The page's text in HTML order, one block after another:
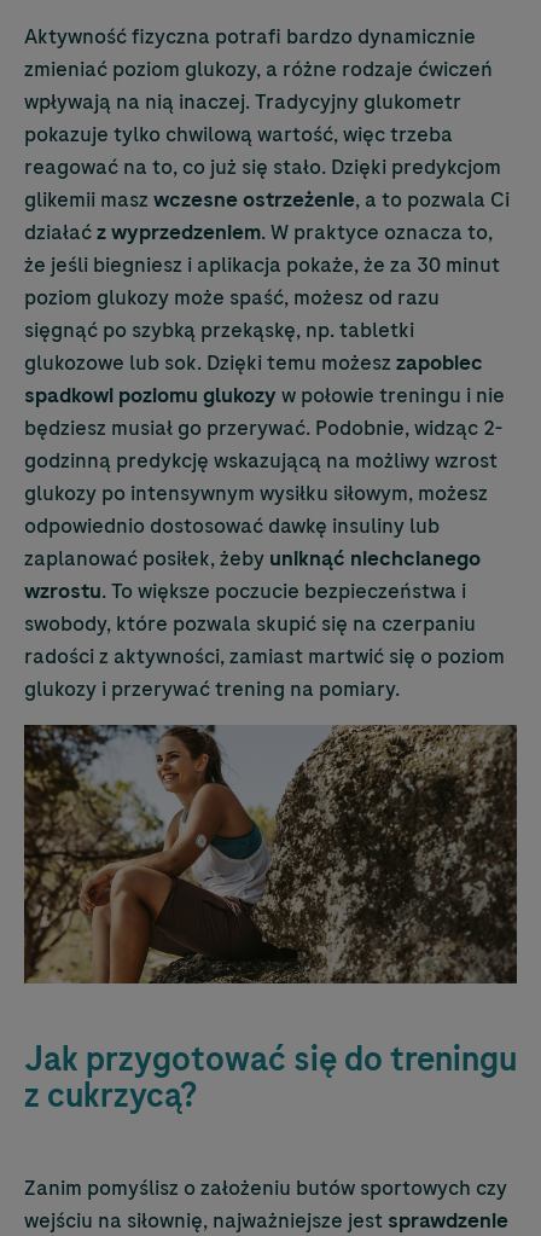
Aktywność fizyczna potrafi bardzo dynamicznie
zmieniać poziom glukozy, a różne rodzaje ćwiczeń
wpływają na nią inaczej. Tradycyjny glukometr
pokazuje tylko chwilową wartość, więc trzeba
reagować na to, co już się stało. Dzięki predykcjom
glikemii masz wczesne ostrzeżenie, a to pozwala Ci
działaćz wyprzedzeniem. W praktyce oznacza to,
że jeśli biegniesz i aplikacja pokaże, że za 30 minut
poziom glukozy może spaść, możesz od razu
sięgnąć po szybką przekąskę, np. tabletki
glukozowe lub sok. Dzięki temu możesz zapobiec
spadkowi poziomu glukozy w połowie treningu i nie
będziesz musiał go przerywać. Podobnie, widząc 2-
godzinną predykcję wskazującą na możliwy wzrost
glukozy po intensywnym wysiłku siłowym, możesz
odpowiednio dostosować dawkę insuliny lub
zaplanować posiłek, żeby uniknąć niechcianego
wzrostu. To większe poczucie bezpieczeństwa i
swobody, które pozwala skupić się na czerpaniu
radości z aktywności, zamiast martwić się o poziom
glukozy i przerywać trening na pomiary.
Jak przygotować się do treningu
z cukrzycą?
Zanim pomyślisz o założeniu butów sportowych czy
wejściu na siłownię, najważniejsze jest sprawdzenie